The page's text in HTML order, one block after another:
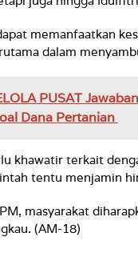
memanfaatkan
dalam
PUSAT
Dana Pertanian
khawatir terkait
tentu menjamin
masyarakat
(AM-18)